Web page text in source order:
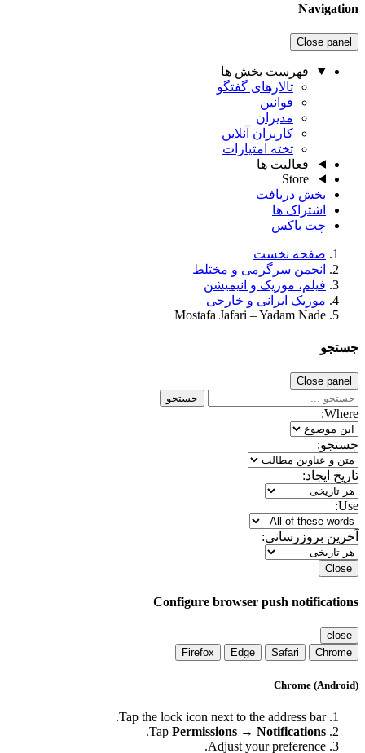
Navigation
Close panel
فهرست بخش ها
تالارهای گفتگو
قوانین
مدیران
کاربران آنلاین
تخته امتیازات
فعالیت ها
Store
بخش دریافت
اشتراک ها
چت باکس
صفحه نخست
انجمن سرگرمی و مختلط
فیلم، موزیک و انیمیشن
موزیک ایرانی و خارجی
Mostafa Jafari – Yadam Nade
جستجو
Close panel
جستجو
Where:
جستجو:
تاریخ ایجاد:
Use:
آخرین بروزرسانی:
Close
Configure browser push notifications
close
Chrome
Safari
Edge
Firefox
Chrome (Android)
Tap the lock icon next to the address bar.
Tap Permissions → Notifications
.
Adjust your preference.